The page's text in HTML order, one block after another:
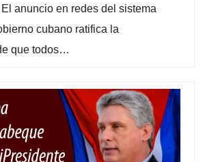
anuncio en redes del sistema
cubano ratifica la
que todos…